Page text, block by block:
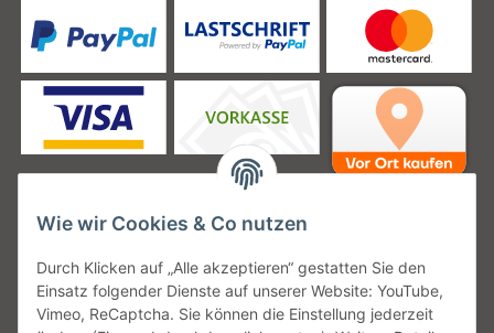
Unsere Versanddienstleister
Wie wir Cookies & Co nutzen
Durch Klicken auf „Alle akzeptieren“ gestatten Sie den
Einsatz folgender Dienste auf unserer Website: YouTube,
Vimeo, ReCaptcha. Sie können die Einstellung jederzeit